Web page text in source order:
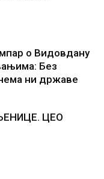
о Видовдану
Без
ни државе
ЦЕО